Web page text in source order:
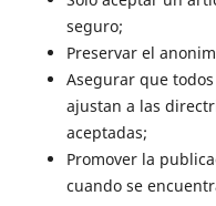
seguro;
Preservar el
Asegurar que
ajustan a las
aceptadas;
Promover la
cuando se